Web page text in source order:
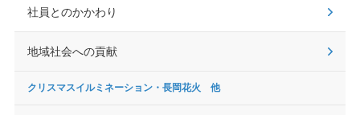
社員とのかかわり
地域社会への貢献
クリスマスイルミネーション・長岡花火 他